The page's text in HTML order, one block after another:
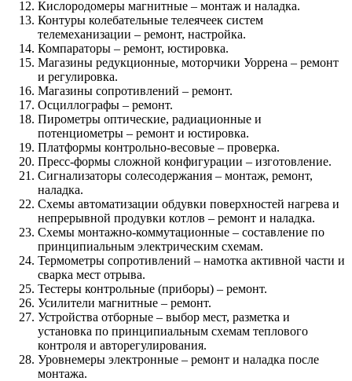
Кислородомеры магнитные – монтаж и наладка.
Контуры колебательные телеячеек систем
телемеханизации – ремонт, настройка.
Компараторы – ремонт, юстировка.
Магазины редукционные, моторчики Уоррена – ремонт
и регулировка.
Магазины сопротивлений – ремонт.
Осциллографы – ремонт.
Пирометры оптические, радиационные и
потенциометры – ремонт и юстировка.
Платформы контрольно-весовые – проверка.
Пресс-формы сложной конфигурации – изготовление.
Сигнализаторы солесодержания – монтаж, ремонт,
наладка.
Схемы автоматизации обдувки поверхностей нагрева и
непрерывной продувки котлов – ремонт и наладка.
Схемы монтажно-коммутационные – составление по
принципиальным электрическим схемам.
Термометры сопротивлений – намотка активной части и
сварка мест отрыва.
Тестеры контрольные (приборы) – ремонт.
Усилители магнитные – ремонт.
Устройства отборные – выбор мест, разметка и
установка по принципиальным схемам теплового
контроля и авторегулирования.
Уровнемеры электронные – ремонт и наладка после
монтажа.